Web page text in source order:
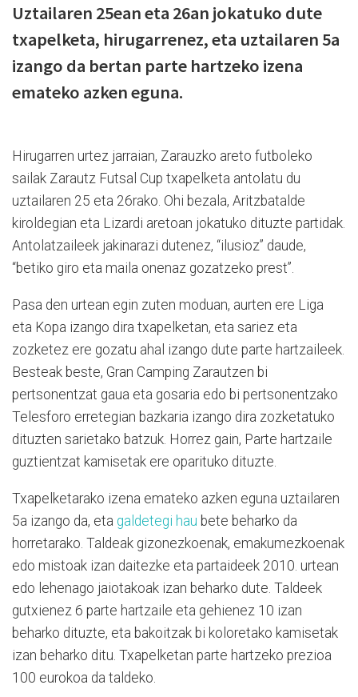
Uztailaren 25ean eta 26an jokatuko dute
txapelketa, hirugarrenez, eta uztailaren 5a
izango da bertan parte hartzeko izena
emateko azken eguna.
Hirugarren urtez jarraian, Zarauzko areto futboleko
sailak Zarautz Futsal Cup txapelketa antolatu du
uztailaren 25 eta 26rako. Ohi bezala, Aritzbatalde
kiroldegian eta Lizardi aretoan jokatuko dituzte partidak.
Antolatzaileek jakinarazi dutenez, “ilusioz” daude,
“betiko giro eta maila onenaz gozatzeko prest”.
Pasa den urtean egin zuten moduan, aurten ere Liga
eta Kopa izango dira txapelketan, eta sariez eta
zozketez ere gozatu ahal izango dute parte hartzaileek.
Besteak beste, Gran Camping Zarautzen bi
pertsonentzat gaua eta gosaria edo bi pertsonentzako
Telesforo erretegian bazkaria izango dira zozketatuko
dituzten sarietako batzuk. Horrez gain, Parte hartzaile
guztientzat kamisetak ere oparituko dituzte.
Txapelketarako izena emateko azken eguna uztailaren
5a izango da, eta galdetegi hau bete beharko da
horretarako. Taldeak gizonezkoenak, emakumezkoenak
edo mistoak izan daitezke eta partaideek 2010. urtean
edo lehenago jaiotakoak izan beharko dute. Taldeek
gutxienez 6 parte hartzaile eta gehienez 10 izan
beharko dituzte, eta bakoitzak bi koloretako kamisetak
izan beharko ditu. Txapelketan parte hartzeko prezioa
100 eurokoa da taldeko.